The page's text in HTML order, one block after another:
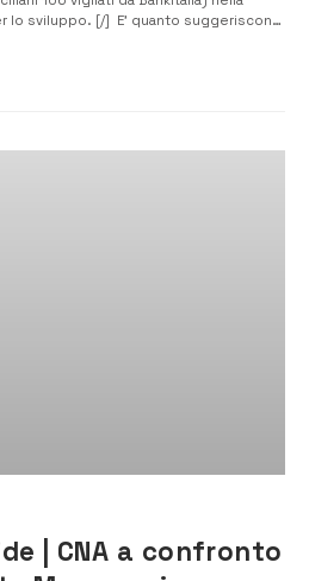
sviluppo. [/] E’ quanto suggeriscono
commercialisti della Sicili...
| CNA a confronto